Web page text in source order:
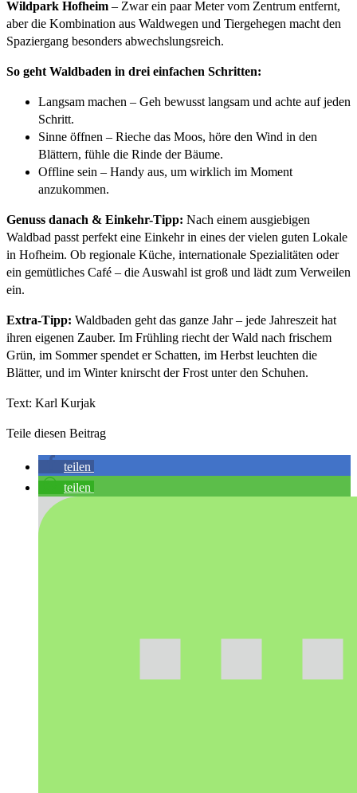
Wildpark Hofheim – Zwar ein paar Meter vom Zentrum entfernt,
aber die Kombination aus Waldwegen und Tiergehegen macht den
Spaziergang besonders abwechslungsreich.
So geht Waldbaden in drei einfachen Schritten:
Langsam machen – Geh bewusst langsam und achte auf jeden
Schritt.
Sinne öffnen – Rieche das Moos, höre den Wind in den
Blättern, fühle die Rinde der Bäume.
Offline sein – Handy aus, um wirklich im Moment
anzukommen.
Genuss danach & Einkehr-Tipp: Nach einem ausgiebigen
Waldbad passt perfekt eine Einkehr in eines der vielen guten Lokale
in Hofheim. Ob regionale Küche, internationale Spezialitäten oder
ein gemütliches Café – die Auswahl ist groß und lädt zum Verweilen
ein.
Extra-Tipp: Waldbaden geht das ganze Jahr – jede Jahreszeit hat
ihren eigenen Zauber. Im Frühling riecht der Wald nach frischem
Grün, im Sommer spendet er Schatten, im Herbst leuchten die
Blätter, und im Winter knirscht der Frost unter den Schuhen.
Text: Karl Kurjak
Teile diesen Beitrag
teilen
teilen